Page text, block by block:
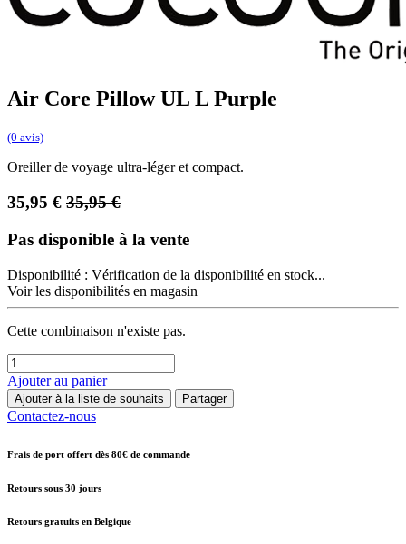
Air Core Pillow UL L Purple
(0 avis)
Oreiller de voyage ultra-léger et compact.
35,95 € 35,95€
Pas disponible à la vente
Disponibilité : Vérification de la disponibilité en stock...
Voir les disponibilités en magasin
Cette combinaison n'existe pas.
Ajouter au panier
Ajouter à la liste de souhaits Partager
Contactez-nous
Frais de port offert dès 80€ de commande
Retours sous 30 jours
Retours gratuits en Belgique